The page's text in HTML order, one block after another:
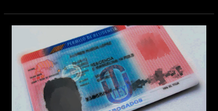
están
protegidos:
obtén
residencia